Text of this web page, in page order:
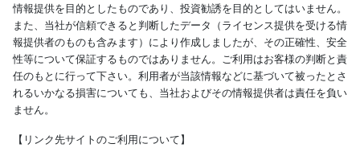
情報提供を目的としたものであり、投資勧誘を目的としてはいません。
また、当社が信頼できると判断したデータ（ライセンス提供を受ける情
報提供者のものも含みます）により作成しましたが、その正確性、安全
性等について保証するものではありません。ご利用はお客様の判断と責
任のもとに行って下さい。利用者が当該情報などに基づいて被ったとさ
れるいかなる損害についても、当社およびその情報提供者は責任を負い
ません。
【リンク先サイトのご利用について】